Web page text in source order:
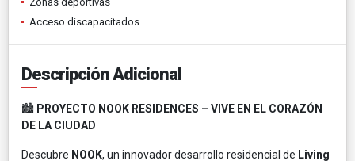
Acceso discapacitados
Descripción Adicional
🏙️ PROYECTO NOOK RESIDENCES – VIVE EN EL CORAZÓN
DE LA CIUDAD
Descubre NOOK, un innovador desarrollo residencial de Living